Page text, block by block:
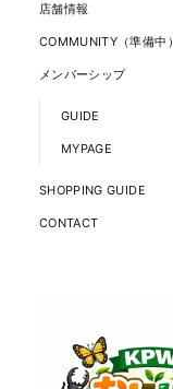
店舗情報
COMMUNITY（準備中）
メンバーシップ
GUIDE
MYPAGE
SHOPPING GUIDE
CONTACT